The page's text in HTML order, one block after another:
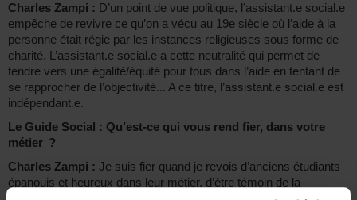
Charles Zampi : D’un point de vue politique, l’assistant.e social.e
empêche de revivre ce qu’on a vécu au 19e siècle où l’aide à la
personne était régie par les instances religieuses sous forme de
charité. L’assistant.e social.e a cette neutralité qui permet de
tendre vers une égalité/équité pour tous dans l’aide en tentant de
se rapprocher de l’objectivité... A ce titre, l’assistant.e social.e est
indépendant.e.
Le Guide Social : Qu’est-ce qui vous rend fier, dans votre
métier ?
Charles Zampi : Je suis fier quand je revois d’anciens étudiants
épanouis et heureux dans leur métier, d’être témoin de la